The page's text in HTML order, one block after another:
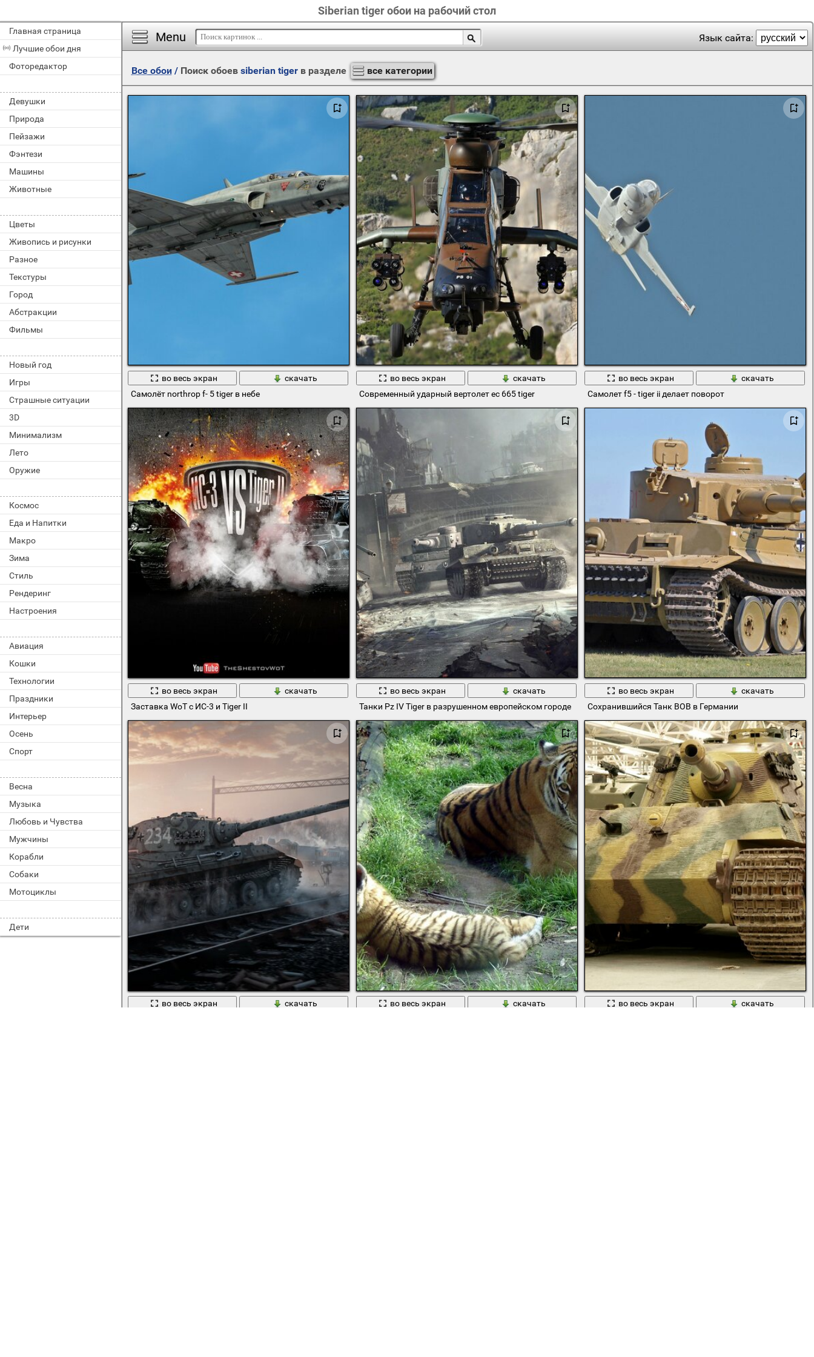
Siberian tiger обои на рабочий стол
Главная страница
Лучшие обои дня
Фоторедактор
Девушки
Природа
Пейзажи
Фэнтези
Машины
Животные
Цветы
Живопись и рисунки
Разное
Текстуры
Город
Абстракции
Фильмы
Новый год
Игры
Страшные ситуации
3D
Минимализм
Лето
Оружие
Космос
Еда и Напитки
Макро
Зима
Стиль
Рендеринг
Настроения
Авиация
Кошки
Технологии
Праздники
Интерьер
Осень
Спорт
Весна
Музыка
Любовь и Чувства
Мужчины
Корабли
Собаки
Мотоциклы
Дети
Menu Язык сайта:
Все обои/ Поиск обоев siberian tigerв разделе все категории
во весь экран
скачать
Самолёт northrop f- 5 tiger в небе
во весь экран
скачать
Современный ударный вертолет ес 665 tiger
во весь экран
скачать
Самолет f5 - tiger ii делает поворот
во весь экран
скачать
Заставка WoT с ИС-3 и Tiger II
во весь экран
скачать
Танки Pz IV Tiger в разрушенном европейском городе
во весь экран
скачать
Сохранившийся Танк ВОВ в Германии
во весь экран
скачать
во весь экран
скачать
во весь экран
скачать